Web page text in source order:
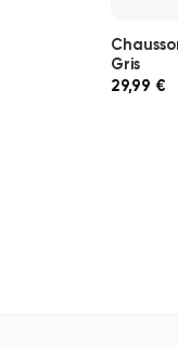
Gris
29,99 €